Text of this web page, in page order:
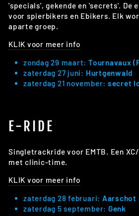
'specials', gekende en 'secrets'. De
voor spierbikers en Ebikers. Elk
aparte groep.
KLIK voor meer info
zondag 29 maart:Tournavaux
zaterdag 27 juni: Hurtgenwald
zaterdag 21 november: secret
E-RIDE
Singletrackride voor EMTB. Een
met clinic-time.
KLIK voor meer info
zaterdag 28 februari: Aarschot
zaterdag 5 september: Genk